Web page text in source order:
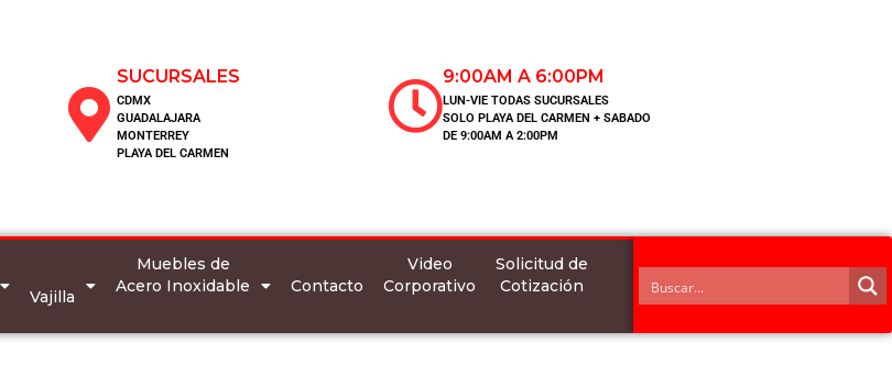
SUCURSALES
CDMX
GUADALAJARA
MONTERREY
PLAYA DEL CARMEN
9:00AM A 6:00PM
LUN-VIE TODAS SUCURSALES
SOLO PLAYA DEL CARMEN + SABADO
DE 9:00AM A 2:00PM
Vajilla
Muebles de
Acero Inoxidable
Contacto
Video
Corporativo
Solicitud de
Cotización